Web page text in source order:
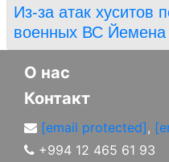
Из-за атак хуситов
военных ВС Йемена
О нас
Контакт
[email protected],
+994 12 465 61 93